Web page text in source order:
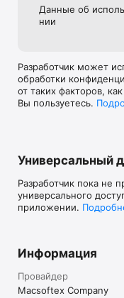
Данные об
нии
Разработчик может
обработки
от таких факторов,
Вы пользуетесь.
Универсальный
Разработчик пока не
универсального
приложении.
Информация
Провайдер
Macsoftex Company